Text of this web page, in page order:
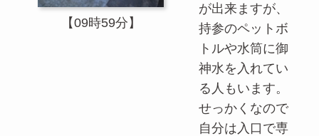
【09時59分】
が出来ますが、
持参のペットボ
トルや水筒に御
神水を入れてい
る人もいます。
せっかくなので
自分は入口で専